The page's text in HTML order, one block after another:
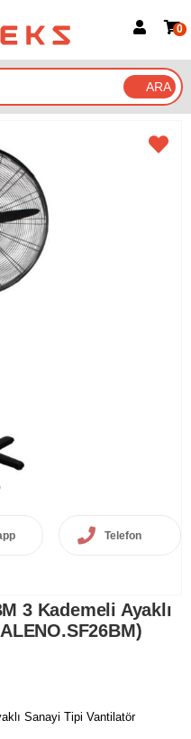
Google İle Bağlan
0
Telefon
3 Kademeli Ayaklı
Sanayi Tipi Vantilatör